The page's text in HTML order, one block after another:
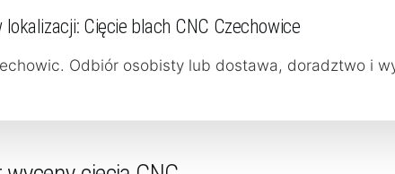
lokalizacji: Cięcie blach CNC Czechowice
Odbiór osobisty lub dostawa, doradztwo i